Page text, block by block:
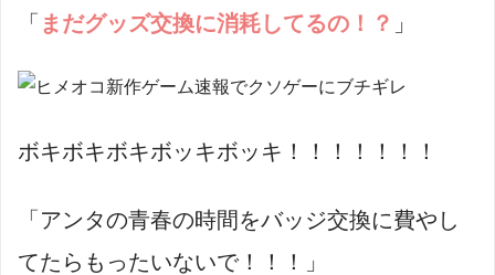
「 まだグッズ交換に消耗してるの！？ 」
ボキボキボキボッキボッキ！！！！！！！
「アンタの青春の時間をバッジ交換に費やし
てたらもったいないで！！！」